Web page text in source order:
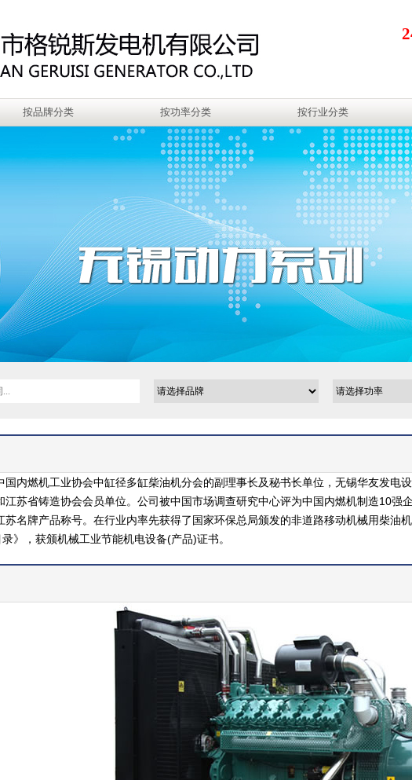
按品牌分类 按功率分类 按行业分类
内燃机工业协会中缸径多缸柴油机分会的副理事长及秘书长单位，无锡华友发
苏省铸造协会会员单位。公司被中国市场调查研究中心评为中国内燃机制造10
名牌产品称号。在行业内率先获得了国家环保总局颁发的非道路移动机械用柴
》，获颁机械工业节能机电设备(产品)证书。